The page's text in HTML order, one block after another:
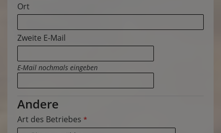
Ort
Zweite E-Mail
E-Mail nochmals eingeben
Andere
Art des Betriebes *